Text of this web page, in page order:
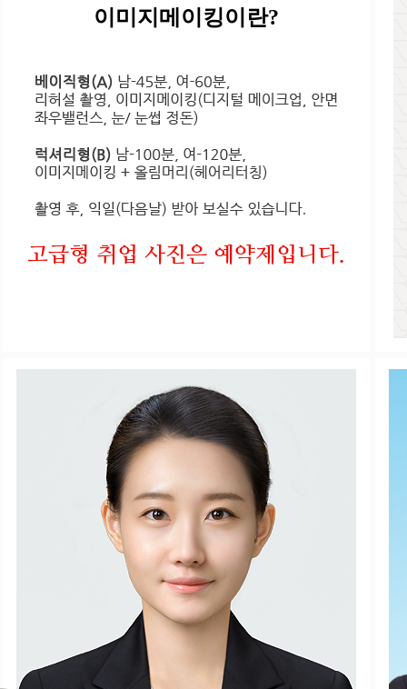
이미지메이킹이란?
고급형 취업 사진은 예약제입니다.